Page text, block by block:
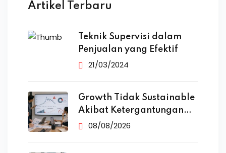
Artikel Terbaru
Teknik Supervisi dalam
Penjualan yang Efektif
21/03/2024
Growth Tidak Sustainable
Akibat Ketergantungan
Iklan
08/08/2026